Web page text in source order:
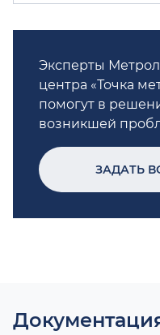
Эксперты
центра «Точка
помогут в
возникшей
ЗАДАТЬ